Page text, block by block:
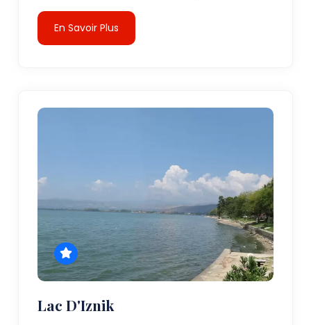
En Savoir Plus
Lac D'Iznik